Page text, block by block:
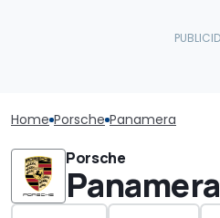
Home Porsche Panamera
Porsche
Panamera